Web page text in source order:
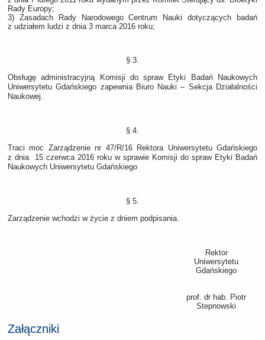
Rady Europy;
3) Zasadach Rady Narodowego Centrum Nauki dotyczących badań
z udziałem ludzi z dnia 3 marca 2016 roku;
§ 3.
Obsługę administracyjną Komisji do spraw Etyki Badań Naukowych
Uniwersytetu Gdańskiego zapewnia Biuro Nauki – Sekcja Działalności
Naukowej.
§ 4.
Traci moc Zarządzenie nr 47/R/16 Rektora Uniwersytetu Gdańskiego
z dnia 15 czerwca 2016 roku w sprawie Komisji do spraw Etyki Badań
Naukowych Uniwersytetu Gdańskiego
§ 5.
Zarządzenie wchodzi w życie z dniem podpisania.
Rektor
Uniwersytetu
Gdańskiego
prof. dr hab. Piotr
Stepnowski
Załączniki